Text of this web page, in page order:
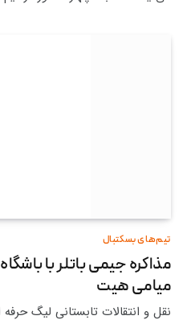
تیم‌های بسکتبال
مذاکره جیمی باتلر با
میامی هیت